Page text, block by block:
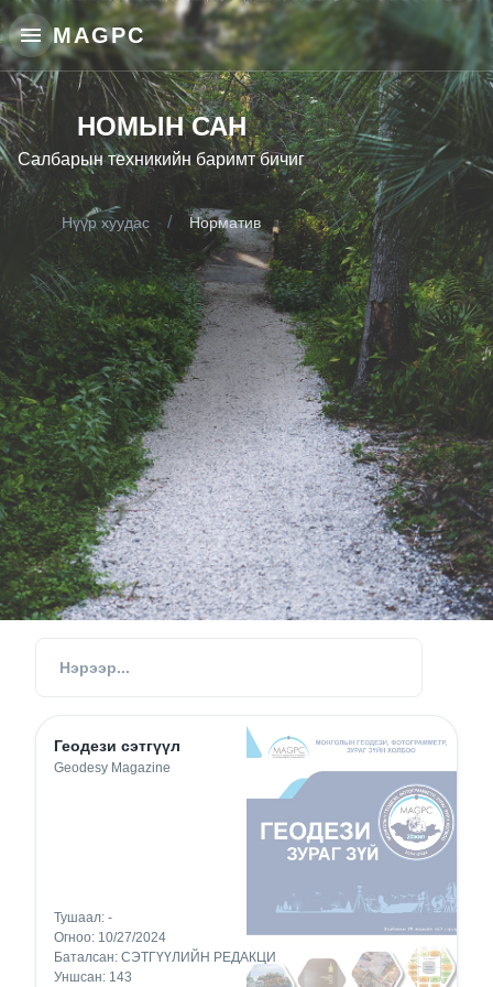
MAGPC
НОМЫН САН
Салбарын техникийн баримт бичиг
Нүүр хуудас / Норматив
Геодези сэтгүүл
Geodesy Magazine
Тушаал: -
Огноо: 10/27/2024
Баталсан: СЭТГҮҮЛИЙН РЕДАКЦИ
Уншсан: 143